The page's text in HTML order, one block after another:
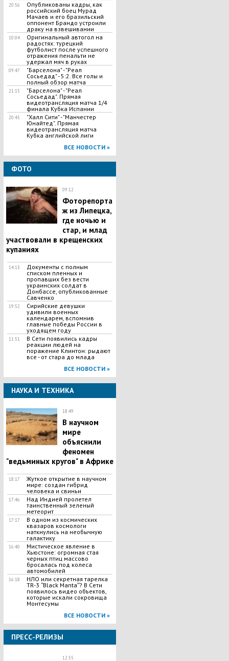
20:56
Опубликованы кадры, как
российский боец Мурад
Мачаев и его бразильский
оппонент Брандо устроили
драку на взвешивании
10:04
Оригинальный автогол на
радостях: турецкий
футболист после успешного
отражения пенальти не
удержал мяч в руках
09:47
"Барселона" - "Реал
Сосьедад" - 5:2. Все голы и
полный обзор матча
21:15
"Барселона" - "Реал
Сосьедад". Прямая
видеотрансляция матча 1/4
финала Кубка Испании
20:45
"Халл Сити" - "Манчестер
Юнайтед". Прямая
видеотрансляция матча
Кубка английской лиги
ВСЕ НОВОСТИ »
ФОТО
09:12
Фоторепорта
ж из Липецка,
где ночью и
стар, и млад
участвовали в крещенских
купаниях
14:13
Документы с полным
списком пленных и
пропавших без вести
украинских солдат в
Донбассе, опубликованные
Савченко
19:52
Сирийские девушки
удивили военных
календарем, вспомнив
главные победы России в
уходящем году
11:51
В Сети появились кадры
реакции людей на
поражение Клинтон: рыдают
все - от стара до млада
ВСЕ НОВОСТИ »
НАУКА И ТЕХНИКА
18:49
В научном
мире
объяснили
феномен
"ведьминых кругов" в Африке
18:17
Жуткое открытие в научном
мире: создан гибрид
человека и свиньи
17:46
Над Индией пролетел
таинственный зеленый
метеорит
17:17
В одном из космических
квазаров космологи
наткнулись на необычную
галактику
16:40
Мистическое явление в
Хьюстоне: огромная стая
черных птиц массово
бросалась под колеса
автомобилей
16:18
НЛО или секретная тарелка
TR-3 ʺBlack Mantaʺ? В Сети
появилось видео объектов,
которые искали сокровища
Монтесумы
ВСЕ НОВОСТИ »
ПРЕСС-РЕЛИЗЫ
12:55